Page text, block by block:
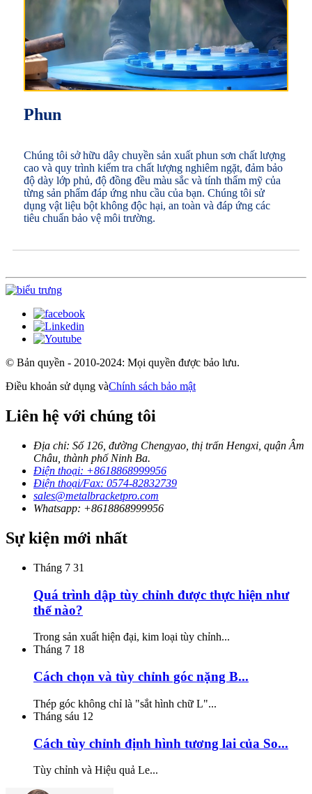
Phun
Chúng tôi sở hữu dây chuyền sản xuất phun sơn chất lượng
cao và quy trình kiểm tra chất lượng nghiêm ngặt, đảm bảo
độ dày lớp phủ, độ đồng đều màu sắc và tính thẩm mỹ của
từng sản phẩm đáp ứng nhu cầu của bạn. Chúng tôi sử
dụng vật liệu bột không độc hại, an toàn và đáp ứng các
tiêu chuẩn bảo vệ môi trường.
© Bản quyền - 2010-2024: Mọi quyền được bảo lưu.
Điều khoản sử dụng vàChính sách bảo mật
Liên hệ với chúng tôi
Địa chỉ: Số 126, đường Chengyao, thị trấn Hengxi, quận Âm
Châu, thành phố Ninh Ba.
Điện thoại: +8618868999956
Điện thoại/Fax: 0574-82832739
sales@metalbracketpro.com
Whatsapp: +8618868999956
Sự kiện mới nhất
Tháng 7 31
Quá trình dập tùy chỉnh được thực hiện như
thế nào?
Trong sản xuất hiện đại, kim loại tùy chỉnh...
Tháng 7 18
Cách chọn và tùy chỉnh góc nặng B...
Thép góc không chỉ là "sắt hình chữ L"...
Tháng sáu 12
Cách tùy chỉnh định hình tương lai của So...
Tùy chỉnh và Hiệu quả Le...